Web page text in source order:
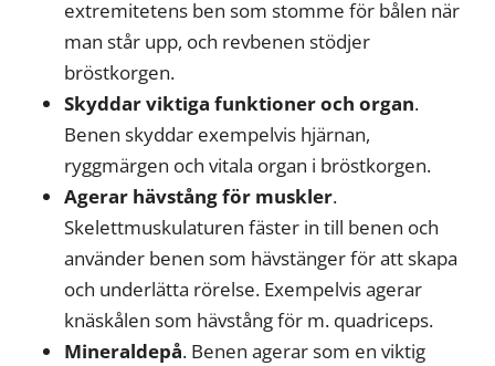
extremitetens ben som stomme för bålen när
man står upp, och revbenen stödjer
bröstkorgen.
Skyddar viktiga funktioner och organ.
Benen skyddar exempelvis hjärnan,
ryggmärgen och vitala organ i bröstkorgen.
Agerar hävstång för muskler.
Skelettmuskulaturen fäster in till benen och
använder benen som hävstänger för att skapa
och underlätta rörelse. Exempelvis agerar
knäskålen som hävstång för m. quadriceps.
Mineraldepå. Benen agerar som en viktig